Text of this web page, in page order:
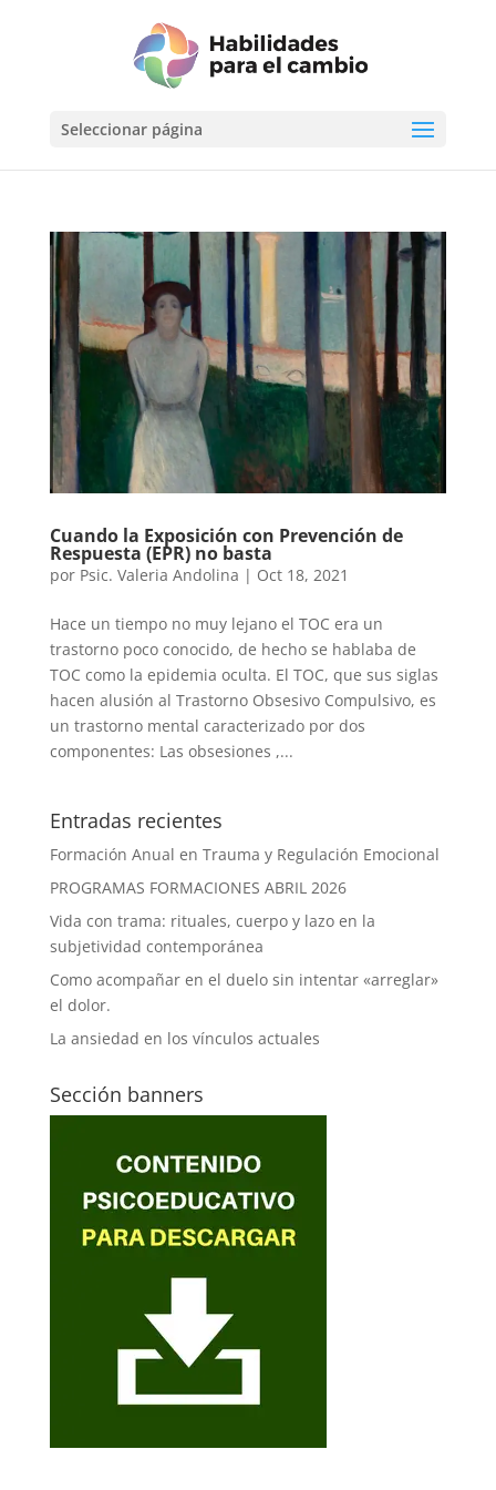
Seleccionar página
Cuando la Exposición con Prevención de
Respuesta (EPR) no basta
por Psic. Valeria Andolina | Oct 18, 2021
Hace un tiempo no muy lejano el TOC era un
trastorno poco conocido, de hecho se hablaba de
TOC como la epidemia oculta. El TOC, que sus siglas
hacen alusión al Trastorno Obsesivo Compulsivo, es
un trastorno mental caracterizado por dos
componentes: Las obsesiones ,...
Entradas recientes
Formación Anual en Trauma y Regulación Emocional
PROGRAMAS FORMACIONES ABRIL 2026
Vida con trama: rituales, cuerpo y lazo en la
subjetividad contemporánea
Como acompañar en el duelo sin intentar «arreglar»
el dolor.
La ansiedad en los vínculos actuales
Sección banners